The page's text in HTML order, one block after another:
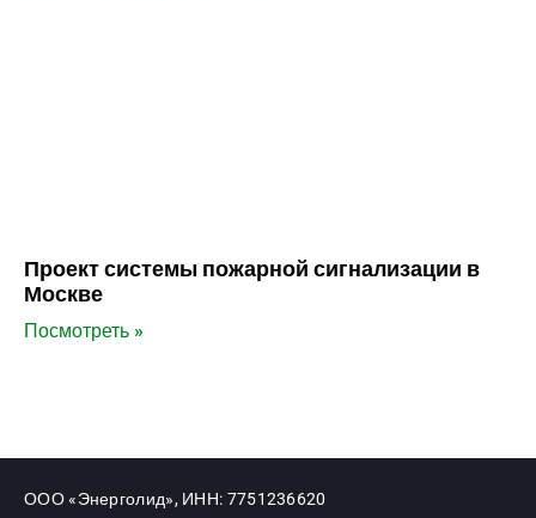
Проект системы пожарной сигнализации в
Москве
Посмотреть »
ООО «Энерголид», ИНН: 7751236620